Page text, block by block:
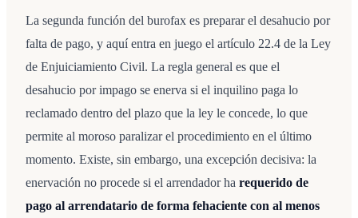
La segunda función del burofax es preparar el desahucio por
falta de pago, y aquí entra en juego el artículo 22.4 de la Ley
de Enjuiciamiento Civil. La regla general es que el
desahucio por impago se enerva si el inquilino paga lo
reclamado dentro del plazo que la ley le concede, lo que
permite al moroso paralizar el procedimiento en el último
momento. Existe, sin embargo, una excepción decisiva: la
enervación no procede si el arrendador ha requerido de
pago al arrendatario de forma fehaciente con al menos